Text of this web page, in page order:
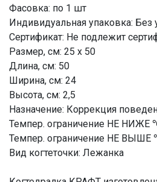
Фасовка: по 1 шт
Индивидуальная упаковка: Без
Сертификат: Не подлежит
Размер, см: 25 х 50
Длина, см: 50
Ширина, см: 24
Высота, см: 2,5
Назначение: Коррекция
Темпер. ограничение НЕ НИЖЕ
Темпер. ограничение НЕ ВЫШЕ
Вид когтеточки: Лежанка